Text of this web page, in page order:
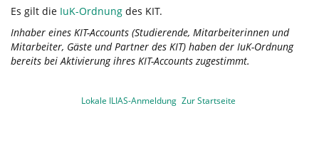
Es gilt die IuK-Ordnung des KIT.
Inhaber eines KIT-Accounts (Studierende, Mitarbeiterinnen und
Mitarbeiter, Gäste und Partner des KIT) haben der IuK-Ordnung
bereits bei Aktivierung ihres KIT-Accounts zugestimmt.
Lokale ILIAS-Anmeldung Zur Startseite